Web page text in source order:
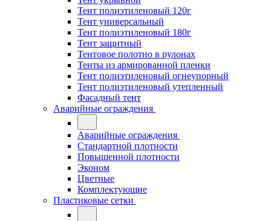
Тент полиэтиленовый 120г
Тент универсальный
Тент полиэтиленовый 180г
Тент защитный
Тентовое полотно в рулонах
Тенты из армированной пленки
Тент полиэтиленовый огнеупорный
Тент полиэтиленовый утепленный
Фасадный тент
Аварийные ограждения
Аварийные ограждения
Стандартной плотности
Повышенной плотности
Эконом
Цветные
Комплектующие
Пластиковые сетки